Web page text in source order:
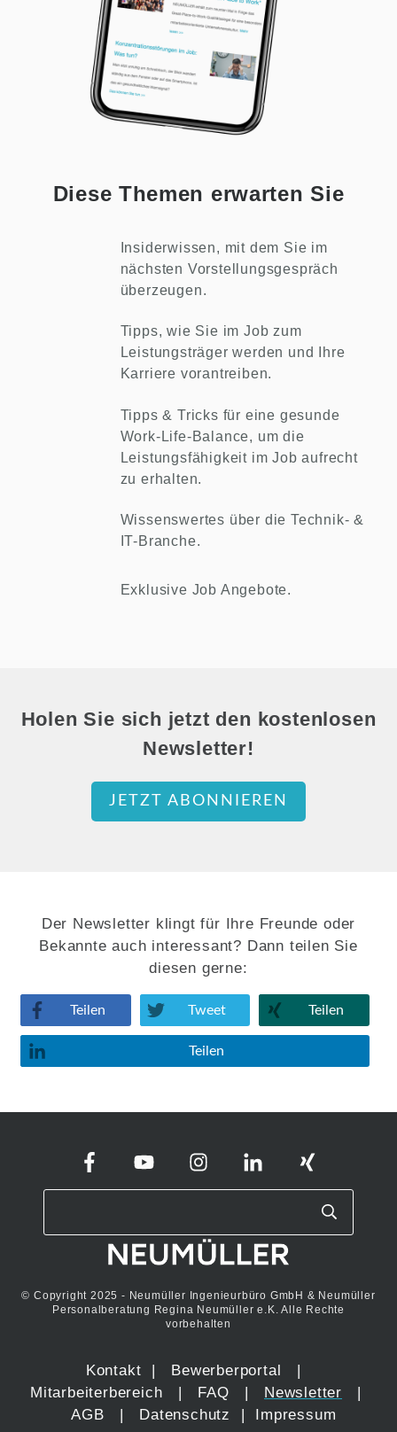
Diese Themen erwarten Sie
Insiderwissen, mit dem Sie im
nächsten Vorstellungsgespräch
überzeugen.
Tipps, wie Sie im Job zum
Leistungsträger werden und Ihre
Karriere vorantreiben.
Tipps & Tricks für eine gesunde
Work-Life-Balance, um die
Leistungsfähigkeit im Job aufrecht
zu erhalten.
Wissenswertes über die Technik- &
IT-Branche.
Exklusive Job Angebote.
Holen Sie sich jetzt den kostenlosen
Newsletter!
JETZT ABONNIEREN
Der Newsletter klingt für Ihre Freunde oder
Bekannte auch interessant? Dann teilen Sie
diesen gerne:
Teilen Tweet Teilen
Teilen
© Copyright 2025 - Neumüller Ingenieurbüro GmbH & Neumüller
Personalberatung Regina Neumüller e.K. Alle Rechte
vorbehalten
Kontakt | Bewerberportal |
Mitarbeiterbereich
| FAQ | Newsletter |
AGB | Datenschutz | Impressum